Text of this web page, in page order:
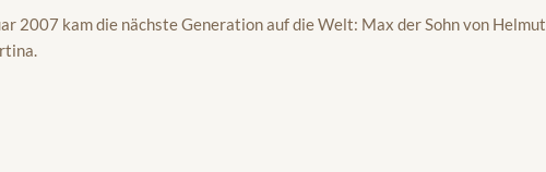
2007 kam die nächste Generation auf die Welt: Max der Sohn von Helmut